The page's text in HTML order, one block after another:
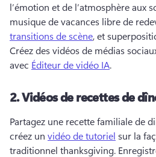
l’émotion et de l’atmosphère aux
musique de vacances libre de
transitions de scène
Créez des vidéos de médias
avec Éditeur de vidéo IA.
2.Vidéos de recettes de
Partagez une recette familiale de
créez un vidéo de tutoriel sur la
traditionnel thanksgiving.